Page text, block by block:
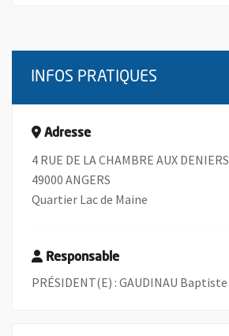
INFOS PRATIQUES
Adresse
4 RUE DE LA CHAMBRE AUX DENIERS
49000 ANGERS
Quartier Lac de Maine
Responsable
PRÉSIDENT(E) : GAUDINAU Baptiste